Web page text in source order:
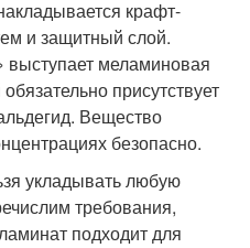
крафт-
и защитный слой.
меламиновая
присутствует
Вещество
безопасно.
укладывать любую
требования,
подходит для